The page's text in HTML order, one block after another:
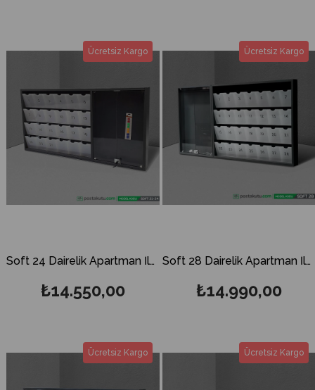
Soft 24 Dairelik Apartman İlan Panosu ve Posta Kutusu
₺14.550,00
Ücretsiz Kargo
Soft 28 Dairelik Apartman İlan Panosu ve Posta Kutusu
₺14.990,00
Ücretsiz Kargo
Ücretsiz Kargo Ücretsiz Kargo